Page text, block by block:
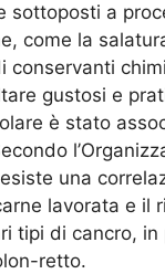
sottoposti a
come la
conservanti
gustosi e
è stato
una
lavorata e il
tipi di cancro, in
retto.